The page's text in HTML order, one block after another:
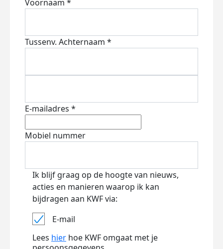
Voornaam *
Tussenv. Achternaam *
E-mailadres *
Mobiel nummer
Ik blijf graag op de hoogte van nieuws,
acties en manieren waarop ik kan
bijdragen aan KWF via:
E-mail
Lees hier hoe KWF omgaat met je